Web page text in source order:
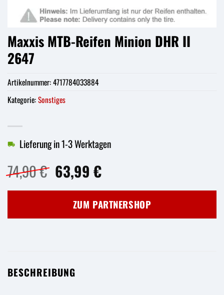
Maxxis MTB-Reifen Minion DHR II
2647
74,90€ Ursprünglicher
Preis
war:
74,90 €
63,99 €Aktueller
ist:
63,99 €.
Lieferung in 1-3 Werktagen
ZUM PARTNERSHOP
Artikelnummer:4717784033884
Kategorie:Sonstiges
BESCHREIBUNG